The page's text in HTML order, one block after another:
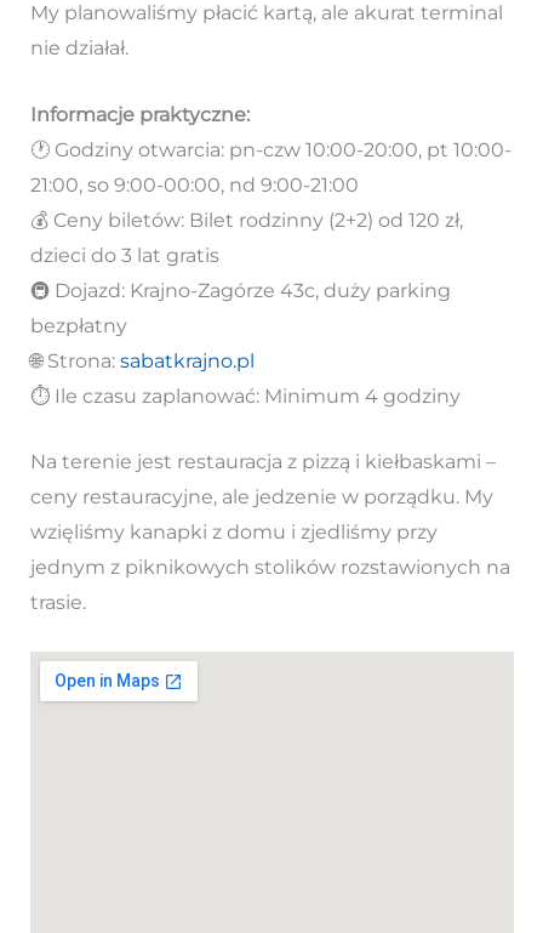
My planowaliśmy płacić kartą, ale akurat terminal
nie działał.
Informacje praktyczne:
🕐 Godziny otwarcia: pn-czw 10:00-20:00, pt 10:00-
21:00, so 9:00-00:00, nd 9:00-21:00
💰 Ceny biletów: Bilet rodzinny (2+2) od 120 zł,
dzieci do 3 lat gratis
🚇 Dojazd: Krajno-Zagórze 43c, duży parking
bezpłatny
🌐 Strona: sabatkrajno.pl
⏱️ Ile czasu zaplanować: Minimum 4 godziny
Na terenie jest restauracja z pizzą i kiełbaskami –
ceny restauracyjne, ale jedzenie w porządku. My
wzięliśmy kanapki z domu i zjedliśmy przy
jednym z piknikowych stolików rozstawionych na
trasie.